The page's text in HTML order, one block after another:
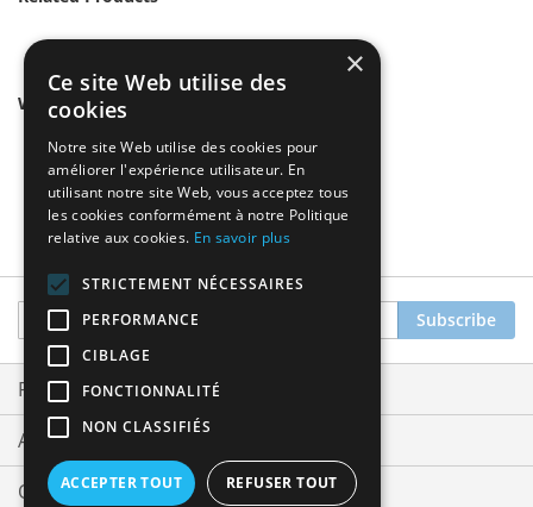
We found other products you might like!
Sign
Up
for
Our
Newsletter:
Subscribe
Privacy and Cookie Policy
Advanced Search
Orders and Returns
×
Ce site Web utilise des
cookies
Notre site Web utilise des cookies pour
améliorer l'expérience utilisateur. En
utilisant notre site Web, vous acceptez tous
les cookies conformément à notre Politique
relative aux cookies. En savoir plus
STRICTEMENT NÉCESSAIRES
PERFORMANCE
CIBLAGE
FONCTIONNALITÉ
NON CLASSIFIÉS
ACCEPTER TOUT REFUSER TOUT